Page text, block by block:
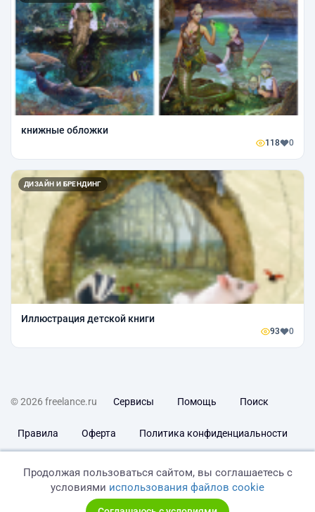
книжные обложки
118 0
ДИЗАЙН И БРЕНДИНГ
Иллюстрация детской книги
93 0
© 2026 freelance.ru Сервисы Помощь Поиск
Правила Оферта Политика конфиденциальности
Продолжая пользоваться сайтом, вы соглашаетесь с
условиями использования файлов cookie